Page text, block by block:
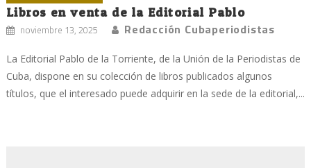
Libros en venta de la Editorial Pablo
noviembre 13, 2025 Redacción Cubaperiodistas
La Editorial Pablo de la Torriente, de la Unión de la Periodistas de
Cuba, dispone en su colección de libros publicados algunos
títulos, que el interesado puede adquirir en la sede de la editorial,...